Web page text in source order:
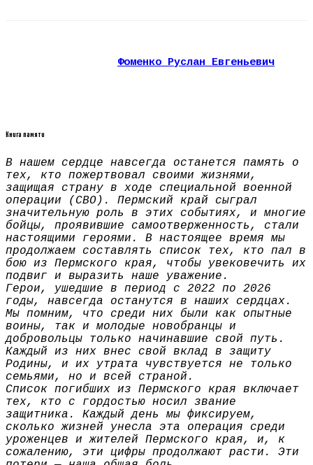
Фоменко Руслан Евгеньевич
Книга памяти
В нашем сердце навсегда останется память о
тех, кто пожертвовал своими жизнями,
защищая страну в ходе специальной военной
операции (СВО). Пермский край сыграл
значительную роль в этих событиях, и многие
бойцы, проявившие самоотверженность, стали
настоящими героями. В настоящее время мы
продолжаем составлять список тех, кто пал в
бою из Пермского края, чтобы увековечить их
подвиг и выразить наше уважение.
Герои, ушедшие в период с 2022 по 2026
годы, навсегда останутся в наших сердцах.
Мы помним, что среди них были как опытные
воины, так и молодые новобранцы и
добровольцы только начинавшие свой путь.
Каждый из них внес свой вклад в защиту
Родины, и их утрата чувствуется не только
семьями, но и всей страной.
Список погибших из Пермского края включает
тех, кто с гордостью носил звание
защитника. Каждый день мы фиксируем,
сколько жизней унесла эта операция среди
уроженцев и жителей Пермского края, и, к
сожалению, эти цифры продолжают расти. Эти